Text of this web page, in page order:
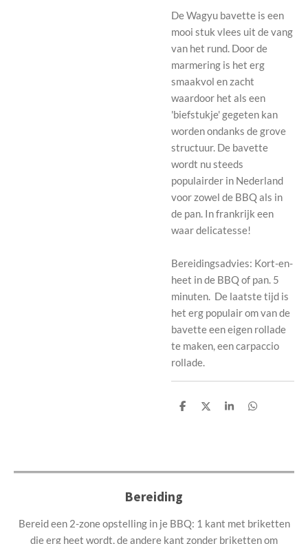
De Wagyu bavette is een
mooi stuk vlees uit de vang
van het rund. Door de
marmering is het erg
smaakvol en zacht
waardoor het als een
'biefstukje' gegeten kan
worden ondanks de grove
structuur. De bavette
wordt nu steeds
populairder in Nederland
voor zowel de BBQ als in
de pan. In frankrijk een
waar delicatesse!
Bereidingsadvies: Kort-en-
heet in de BBQ of pan. 5
minuten. De laatste tijd is
het erg populair om van de
bavette een eigen rollade
te maken, een carpaccio
rollade.
D
D
S
D
Bereiding
Bereid een 2-zone opstelling in je BBQ: 1 kant met briketten
die erg heet wordt, de andere kant zonder briketten om